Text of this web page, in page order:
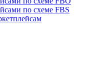
по схеме FBS